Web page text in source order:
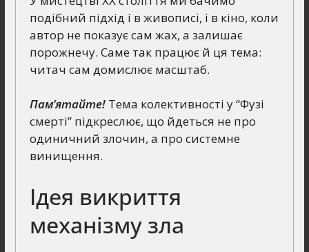
подібний підхід і в живописі, і в кіно, коли
автор не показує сам жах, а залишає
порожнечу. Саме так працює й ця тема:
читач сам домислює масштаб.
Пам’ятайте!Тема колективності у “Фузі
смерті” підкреслює, що йдеться не про
одиничний злочин, а про системне
винищення.
Ідея викриття
механізму зла